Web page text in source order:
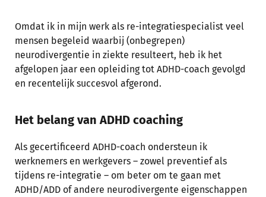
Omdat ik in mijn werk als re-integratiespecialist veel
mensen begeleid waarbij (onbegrepen)
neurodivergentie in ziekte resulteert, heb ik het
afgelopen jaar een opleiding tot ADHD-coach gevolgd
en recentelijk succesvol afgerond.
Het belang van ADHD coaching
Als gecertificeerd ADHD-coach ondersteun ik
werknemers en werkgevers – zowel preventief als
tijdens re-integratie – om beter om te gaan met
ADHD/ADD of andere neurodivergente eigenschappen